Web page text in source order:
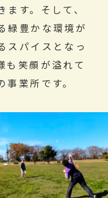
す。そして、
緑豊かな環境が
スパイスとなっ
も笑顔が溢れて
業所です。